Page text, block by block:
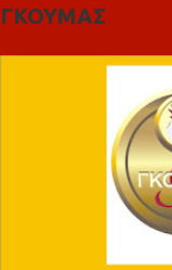
ΓΚΟΥΜΑΣ